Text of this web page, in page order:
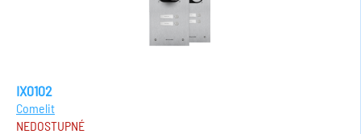
IX0102
Comelit
NEDOSTUPNÉ